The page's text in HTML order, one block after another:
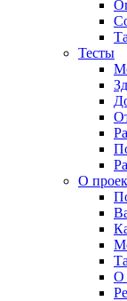
Тесты
О
О